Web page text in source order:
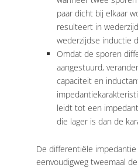
paar dicht bij elkaar
resulteert in
wederzijdse inductie
Omdat de sporen
aangestuurd,
capaciteit en
leidt tot een
die lager is dan de
De differentiële
eenvoudigweg tweemaal